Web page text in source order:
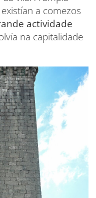
a comezos
actividade
na capitalidade